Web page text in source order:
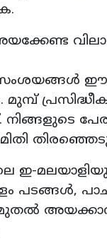
ഈ
മുമ്പ്
ഇ-
പടങ്ങൾ,
മുതൽ